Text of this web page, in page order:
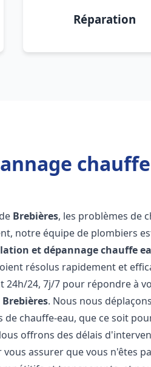
Réparation
Brebières, les problèmes de
notre équipe de plombiers
et dépannage chauffe
résolus rapidement et
24h/24, 7j/7 pour répondre à
Brebières. Nous nous
de chauffe-eau, que ce soit
offrons des délais
vous assurer que vous n'êtes